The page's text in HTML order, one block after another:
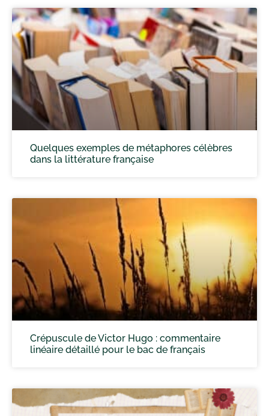
Quelques exemples de métaphores célèbres
dans la littérature française
Crépuscule de Victor Hugo : commentaire
linéaire détaillé pour le bac de français